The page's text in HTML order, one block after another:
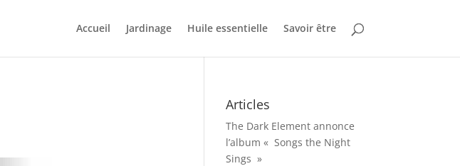
Accueil Jardinage Huile essentielle Savoir être
Articles
The Dark Element annonce
l’album « Songs the Night
Sings »